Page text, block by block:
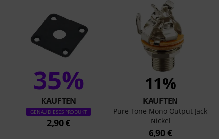
35%
KAUFTEN
GENAU DIESES PRODUKT
2,90 €
11%
KAUFTEN
Pure Tone Mono Output Jack
Nickel
6,90 €